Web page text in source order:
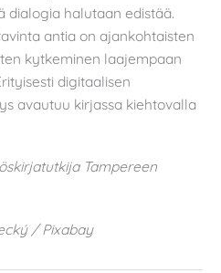
dialogia halutaan edistää.
antia on ajankohtaisten
kytkeminen laajempaan
digitaalisen
avautuu kirjassa kiehtovalla
Tampereen
/ Pixabay